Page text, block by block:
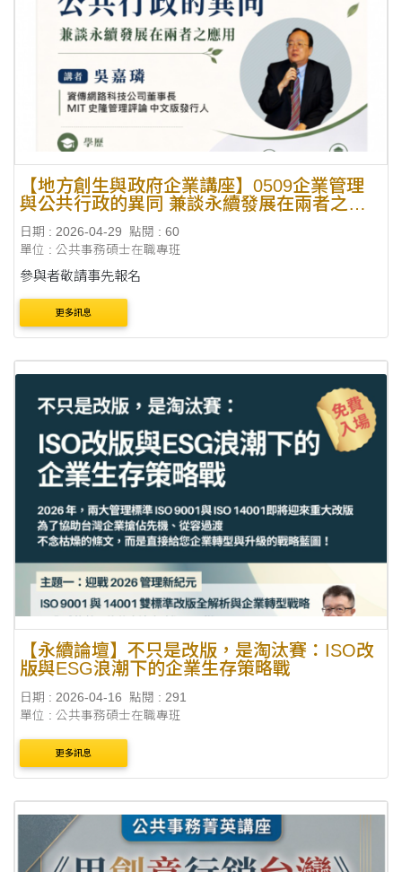
【地方創生與政府企業講座】0509企業管理
與公共行政的異同 兼談永續發展在兩者之應
用X吳嘉璘(資傳網路科技公司董事長)
日期 : 2026-04-29
點閱 : 60
單位 : 公共事務碩士在職專班
參與者敬請事先報名
更多訊息
【永續論壇】不只是改版，是淘汰賽：ISO改
版與ESG浪潮下的企業生存策略戰
日期 : 2026-04-16
點閱 : 291
單位 : 公共事務碩士在職專班
更多訊息